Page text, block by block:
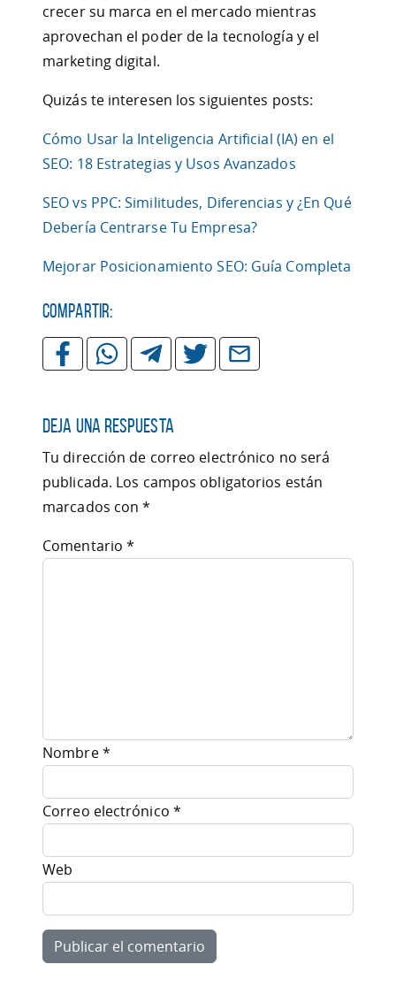
crecer su marca en el mercado mientras
aprovechan el poder de la tecnología y el
marketing digital.
Quizás te interesen los siguientes posts:
Cómo Usar la Inteligencia Artificial (IA) en el
SEO: 18 Estrategias y Usos Avanzados
SEO vs PPC: Similitudes, Diferencias y ¿En Qué
Debería Centrarse Tu Empresa?
Mejorar Posicionamiento SEO: Guía Completa
Compartir:
Deja una respuesta
Tu dirección de correo electrónico no será
publicada. Los campos obligatorios están
marcados con*
Comentario*
Nombre*
Correo electrónico *
Web